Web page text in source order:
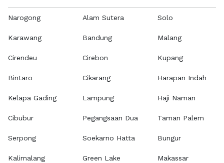
Narogong
Karawang
Cirendeu
Bintaro
Kelapa Gading
Cibubur
Serpong
Kalimalang
Alam Sutera
Bandung
Cirebon
Cikarang
Lampung
Pegangsaan Dua
Soekarno Hatta
Green Lake
Solo
Malang
Kupang
Harapan Indah
Haji Naman
Taman Palem
Bungur
Makassar